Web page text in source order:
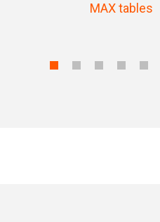
MAX tables